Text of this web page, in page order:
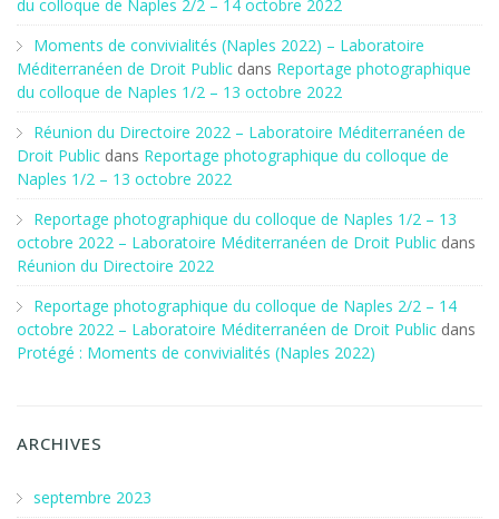
du colloque de Naples 2/2 – 14 octobre 2022
Moments de convivialités (Naples 2022) – Laboratoire
Méditerranéen de Droit Public dans Reportage photographique
du colloque de Naples 1/2 – 13 octobre 2022
Réunion du Directoire 2022 – Laboratoire Méditerranéen de
Droit Public dans Reportage photographique du colloque de
Naples 1/2 – 13 octobre 2022
Reportage photographique du colloque de Naples 1/2 – 13
octobre 2022 – Laboratoire Méditerranéen de Droit Public dans
Réunion du Directoire 2022
Reportage photographique du colloque de Naples 2/2 – 14
octobre 2022 – Laboratoire Méditerranéen de Droit Public dans
Protégé : Moments de convivialités (Naples 2022)
ARCHIVES
septembre 2023